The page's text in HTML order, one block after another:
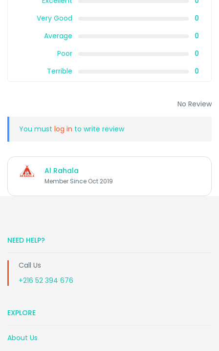
Very Good
0
Average
0
Poor
0
Terrible
0
No Review
You must log in to write review
Al Rahala
Member Since Oct 2019
NEED HELP?
Call Us
+216 52 394 676
EXPLORE
About Us